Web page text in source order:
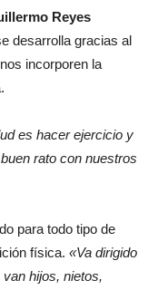
Reyes
desarrolla gracias al
incorporen la
es hacer ejercicio y
rato con nuestros
para todo tipo de
física. «Va dirigido
hijos, nietos,